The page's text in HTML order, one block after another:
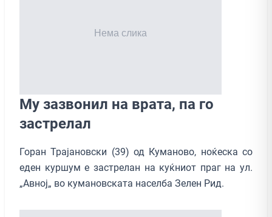
Му зазвонил на врата, па го
застрелал
Горан Трајановски (39) од Куманово, ноќеска со
еден куршум е застрелан на куќниот праг на ул.
„Авној„ во кумановската населба Зелен Рид.